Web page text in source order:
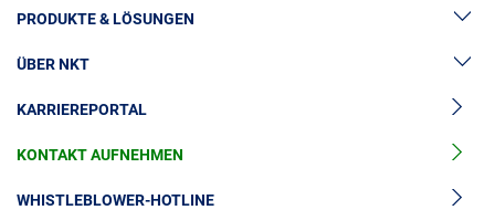
PRODUKTE & LÖSUNGEN
Hochspannung
Kabelgarnituren
Mittelspannungskabel
Niederspannungskabel
ÜBER NKT
News & Presse
Unsere Geschichte
Investoren
KARRIEREPORTAL
KONTAKT AUFNEHMEN
WHISTLEBLOWER-HOTLINE